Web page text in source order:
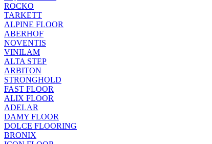
ROCKO
TARKETT
ALPINE FLOOR
ABERHOF
NOVENTIS
VINILAM
ALTA STEP
ARBITON
STRONGHOLD
FAST FLOOR
ALIX FLOOR
ADELAR
DAMY FLOOR
DOLCE FLOORING
BRONIX